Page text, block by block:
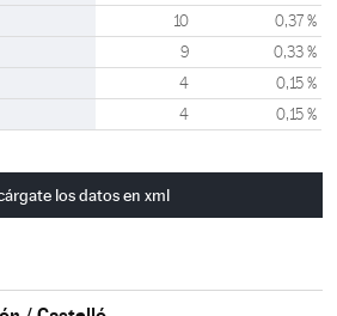
10 0,37 %
9 0,33 %
4 0,15 %
4 0,15 %
los datos en xml